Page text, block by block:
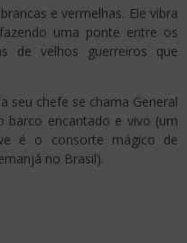
e vermelhas. Ele vibra
uma ponte entre os
de velhos guerreiros que
seu chefe se chama General
barco encantado e vivo (um
é o consorte mágico de
no Brasil).